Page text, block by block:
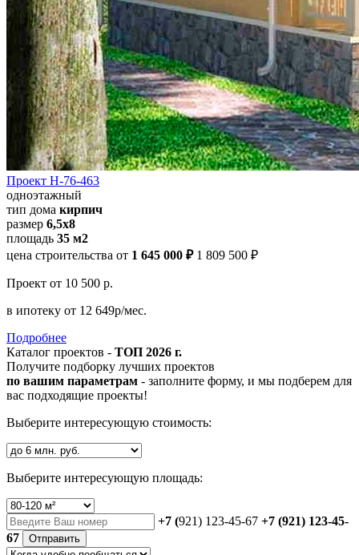
Проект Н-76-463
одноэтажный
тип дома кирпич
размер 6,5х8
площадь 35 м2
цена строительства от 1 645 000 ₽ 1 809 500 ₽
Проект от 10 500 р.
в ипотеку от 12 649р/мес.
Подробнее
Каталог проектов - ТОП 2026 г.
Получите подборку лучших проектов
по вашим параметрам - заполните форму, и мы подберем для
вас подходящие проекты!
Выберите интересующую стоимость:
Выберите интересующую площадь:
+7 (921) 123-45-67 +7 (921) 123-45-
67
Отправить